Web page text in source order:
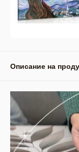
Описание на